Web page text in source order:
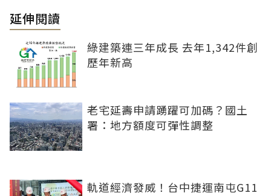
延伸閱讀
綠建築連三年成長 去年1,342件創
歷年新高
老宅延壽申請踴躍可加碼？國土
署：地方額度可彈性調整
軌道經濟發威！台中捷運南屯G11